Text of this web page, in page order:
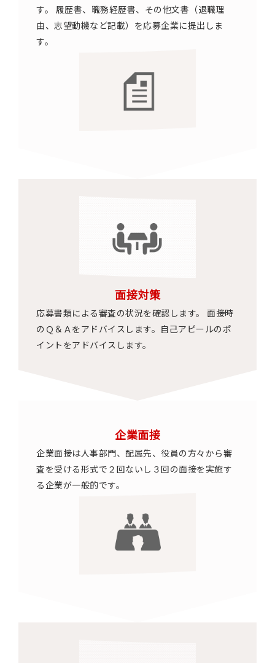
す。 履歴書、職務経歴書、その他文書（退職理
由、志望動機など記載）を応募企業に提出しま
す。
面接対策
応募書類による審査の状況を確認します。 面接時
のＱ＆Ａをアドバイスします。自己アピールのポ
イントをアドバイスします。
企業面接
企業面接は人事部門、配属先、役員の方々から審
査を受ける形式で２回ないし３回の面接を実施す
る企業が一般的です。